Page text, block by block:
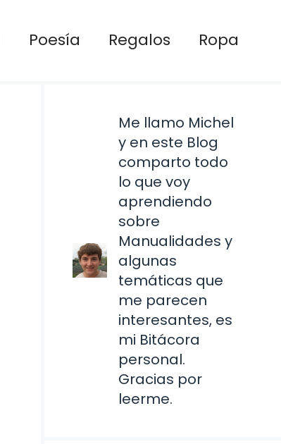
Poesía Regalos Ropa
Me llamo Michel
y en este Blog
comparto todo
lo que voy
aprendiendo
sobre
Manualidades y
algunas
temáticas que
me parecen
interesantes, es
mi Bitácora
personal.
Gracias por
leerme.